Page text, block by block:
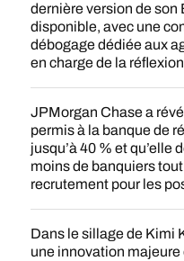
dernière version de son
disponible, avec une
débogage dédiée aux
en charge de la
JPMorgan Chase a
permis à la banque de
jusqu’à 40 % et qu’elle
moins de banquiers
recrutement pour les
Dans le sillage de Kimi
une innovation majeure